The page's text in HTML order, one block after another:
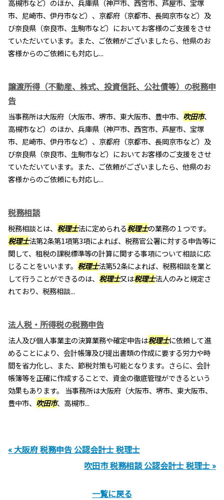
高槻市など）のほか、兵庫県（神戸市、西宮市、芦屋市、宝塚
市、尼崎市、伊丹市など）、京都府（京都市、長岡京市など）及
び奈良県（奈良市、生駒市など）においてお客様のご支援をさせ
ていただいています。また、ご依頼がございましたら、他県のお
客様からのご依頼にも対応し...
譲渡所得（不動産、株式、投資信託、公社債等）の税務申
告
当事務所は大阪府（大阪市、堺市、東大阪市、豊中市、 吹田市、
高槻市など）のほか、兵庫県（神戸市、西宮市、芦屋市、宝塚
市、尼崎市、伊丹市など）、京都府（京都市、長岡京市など）及
び奈良県（奈良市、生駒市など）においてお客様のご支援をさせ
ていただいています。また、ご依頼がございましたら、他県のお
客様からのご依頼にも対応し...
税務相談
税務相談とは、 税理士法に定められる税理士の業務の１つです。
税理士法第2条第1項第3項によれば、税務官公署に対する申告等に
関して、租税の課税標準等の計算に関する事項について相談に応
じることをいいます。 税理士法第52条によれば、税務相談を業と
して行うことができるのは、 税理士又は税理士法人のみと規定さ
れており、税務相談...
法人税・所得税の税務申告
法人及び個人事業主の決算業務や確定申告は税理士に依頼して進
めることにより、会計帳簿及び提出書類の作成に要する労力や時
間を省力化し、また、節税対策も可能となります。さらに、会計
帳簿等を正確に作成することで、資金の徹底管理ができるという
効果もあります。 当事務所は大阪府（大阪市、堺市、東大阪市、
豊中市、 吹田市、高槻市...
« 大阪府 税務申告 公認会計士 税理士
吹田市 税務相談 公認会計士 税理士 »
一覧に戻る